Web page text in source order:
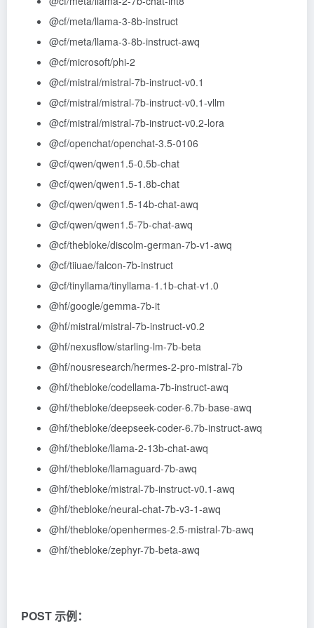
@cf/meta/llama-3-8b-instruct
@cf/meta/llama-3-8b-instruct-awq
@cf/microsoft/phi-2
@cf/mistral/mistral-7b-instruct-v0.1
@cf/mistral/mistral-7b-instruct-v0.1-vllm
@cf/mistral/mistral-7b-instruct-v0.2-lora
@cf/openchat/openchat-3.5-0106
@cf/qwen/qwen1.5-0.5b-chat
@cf/qwen/qwen1.5-1.8b-chat
@cf/qwen/qwen1.5-14b-chat-awq
@cf/qwen/qwen1.5-7b-chat-awq
@cf/thebloke/discolm-german-7b-v1-awq
@cf/tiiuae/falcon-7b-instruct
@cf/tinyllama/tinyllama-1.1b-chat-v1.0
@hf/google/gemma-7b-it
@hf/mistral/mistral-7b-instruct-v0.2
@hf/nexusflow/starling-lm-7b-beta
@hf/nousresearch/hermes-2-pro-mistral-7b
@hf/thebloke/codellama-7b-instruct-awq
@hf/thebloke/deepseek-coder-6.7b-base-awq
@hf/thebloke/deepseek-coder-6.7b-instruct-awq
@hf/thebloke/llama-2-13b-chat-awq
@hf/thebloke/llamaguard-7b-awq
@hf/thebloke/mistral-7b-instruct-v0.1-awq
@hf/thebloke/neural-chat-7b-v3-1-awq
@hf/thebloke/openhermes-2.5-mistral-7b-awq
@hf/thebloke/zephyr-7b-beta-awq
POST 示例：